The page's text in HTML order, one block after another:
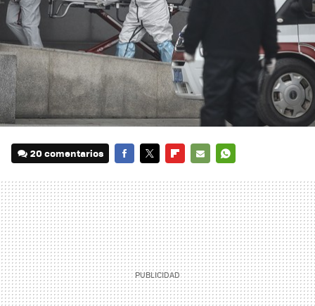
20 comentarios
MAIL